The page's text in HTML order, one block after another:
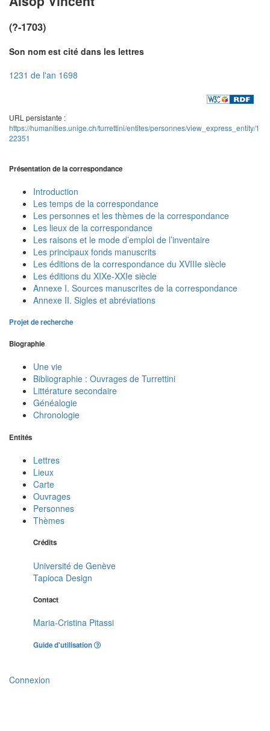
(?-1703)
Son nom est cité dans les lettres
1231 de l'an 1698
URL persistante :
https://humanities.unige.ch/turrettini/entites/personnes/view_express_entity/1
22351
Présentation de la correspondance
Introduction
Les temps de la correspondance
Les personnes et les thèmes de la correspondance
Les lieux de la correspondance
Les raisons et le mode d’emploi de l’inventaire
Les principaux fonds manuscrits
Les éditions de la correspondance du XVIIIe siècle
Les éditions du XIXe-XXIe siècle
Annexe I. Sources manuscrites de la correspondance
Annexe II. Sigles et abréviations
Projet de recherche
Biographie
Une vie
Bibliographie : Ouvrages de Turrettini
Littérature secondaire
Généalogie
Chronologie
Entités
Lettres
Lieux
Carte
Ouvrages
Personnes
Thèmes
Crédits
Université de Genève
Tapioca Design
Contact
Maria-Cristina Pitassi
Guide d'utilisation
Connexion